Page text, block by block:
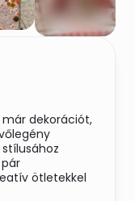
dekorációt,
ötletekkel